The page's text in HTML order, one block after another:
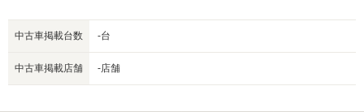
中古車掲載台数 -台
中古車掲載店舗 -店舗